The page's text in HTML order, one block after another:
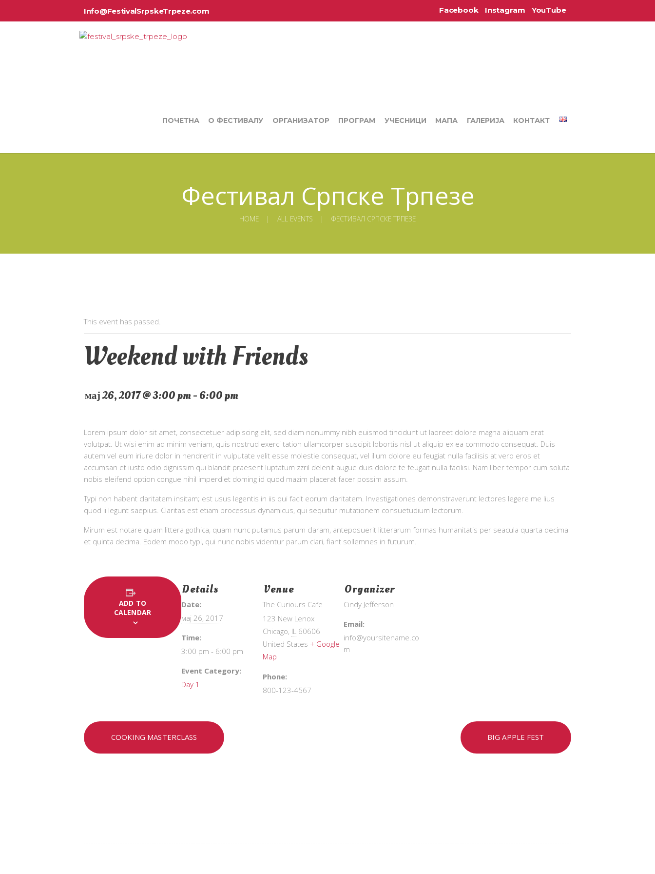
Info@FestivalSrpskeTrpeze.com Facebook Instagram YouTube
ПОЧЕТНА О ФЕСТИВАЛУ ОРГАНИЗАТОР ПРОГРАМ УЧЕСНИЦИ МАПА ГАЛЕРИЈА КОНТАКТ
Фестивал Српске Трпезе
HOME ALL EVENTS ФЕСТИВАЛ СРПСКЕ ТРПЕЗЕ
This event has passed.
Weekend with Friends
мај 26, 2017 @ 3:00 pm- 6:00 pm
Lorem ipsum dolor sit amet, consectetuer adipiscing elit, sed diam nonummy nibh euismod tincidunt ut laoreet dolore magna aliquam erat
volutpat. Ut wisi enim ad minim veniam, quis nostrud exerci tation ullamcorper suscipit lobortis nisl ut aliquip ex ea commodo consequat. Duis
autem vel eum iriure dolor in hendrerit in vulputate velit esse molestie consequat, vel illum dolore eu feugiat nulla facilisis at vero eros et
accumsan et iusto odio dignissim qui blandit praesent luptatum zzril delenit augue duis dolore te feugait nulla facilisi. Nam liber tempor cum soluta
nobis eleifend option congue nihil imperdiet doming id quod mazim placerat facer possim assum.
Typi non habent claritatem insitam; est usus legentis in iis qui facit eorum claritatem. Investigationes demonstraverunt lectores legere me lius
quod ii legunt saepius. Claritas est etiam processus dynamicus, qui sequitur mutationem consuetudium lectorum.
Mirum est notare quam littera gothica, quam nunc putamus parum claram, anteposuerit litterarum formas humanitatis per seacula quarta decima
et quinta decima. Eodem modo typi, qui nunc nobis videntur parum clari, fiant sollemnes in futurum.
ADD TO
CALENDAR
Details
Date:
мај 26, 2017
Time:
3:00 pm - 6:00 pm
Event Category:
Day 1
Venue
The Curiours Cafe
123 New Lenox
Chicago, IL 60606
United States + Google
Map
Phone:
800-123-4567
Organizer
Cindy Jefferson
Email:
info@yoursitename.co
m
COOKING MASTERCLASS BIG APPLE FEST